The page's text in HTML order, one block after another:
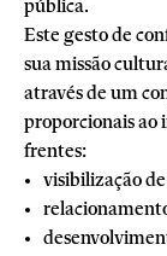
pública.
Este gesto de
sua missão
através de um
proporcionais
frentes:
visibilização